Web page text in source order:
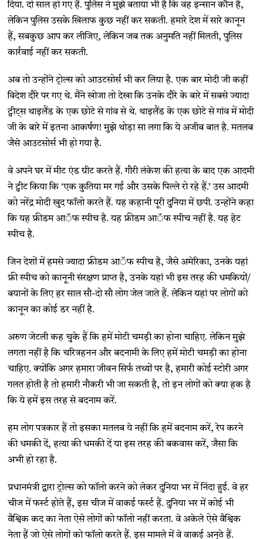
दिया. दो साल हो गए हैं. पुलिस ने मुझे बताया भी है कि वह इन्सान कौन है,
लेकिन पुलिस उसके खिलाफ कुछ नहीं कर सकती. हमारे देश में सारे कानून
हैं, सबकुछ आप कर लीजिए, लेकिन जब तक अनुमति नहीं मिलती, पुलिस
कार्रवाई नहीं कर सकती.
अब तो उन्होंने ट्रोल्स को आउटसोर्स भी कर लिया है. एक बार मोदी जी कहीं
विदेश दौरे पर गए थे. मैंने खोजा तो देखा कि उनके दौरे के बारे में सबसे ज्यादा
ट्वीट्स थाइलैंड के एक छोटे से गांव से थे. थाइलैंड के एक छोटे से गांव में मोदी
जी के बारे में इतना आकर्षण! मुझे थोड़ा सा लगा कि ये अजीब बात है. मतलब
जैसे आउटसोर्स भी हो गया है.
वे अपने घर में मीट एंड ग्रीट करते हैं. गौरी लंकेश की हत्या के बाद एक आदमी
ने ट्वीट किया कि ‘एक कुतिया मर गई और उसके पिल्ले रो रहे हैं.’ उस आदमी
को नरेंद्र मोदी खुद फॉलो करते हैं. यह कहानी पूरी दुनिया में छपी. उन्होंने कहा
कि यह फ्रीडम आॅफ स्पीच है. यह फ्रीडम आॅफ स्पीच नहीं है. यह हेट
स्पीच है.
जिन देशों में हमसे ज्यादा फ्रीडम आॅफ स्पीच है, जैसे अमेरिका, उनके यहां
फ्री स्पीच को कानूनी संरक्षण प्राप्त है, उनके यहां भी इस तरह की धमकियों/
बयानों के लिए हर साल सौ-दो सौ लोग जेल जाते हैं. लेकिन यहां पर लोगों को
कानून का कोई डर नहीं है.
अरुण जेटली कह चुके हैं कि हमें मोटी चमड़ी का होना चाहिए. लेकिन मुझे
लगता नहीं है कि चरित्रहनन और बदनामी के लिए हमें मोटी चमड़ी का होना
चाहिए. क्योंकि अगर हमारा जीवन सिर्फ तथ्यों पर है, हमारी कोई स्टोरी अगर
गलत होती है तो हमारी नौकरी भी जा सकती है, तो इन लोगों को क्या हक है
कि ये हमें इस तरह से बदनाम करें.
हम लोग पत्रकार हैं तो इसका मतलब ये नहीं कि हमें बदनाम करें, रेप करने
की धमकी दें, हत्या की धमकी दें या इस तरह की बकवास करें, जैसा कि
अभी हो रहा है.
प्रधानमंत्री द्वारा ट्रोल्स को फॉलो करने को लेकर दुनिया भर में निंदा हुई. वे हर
चीज में फर्स्ट होते हैं, इस चीज में वाकई फर्स्ट हैं. दुनिया भर में कोई भी
वैश्विक कद का नेता ऐसे लोगों को फॉलो नहीं करता. वे अकेले ऐसे वैश्विक
नेता हैं जो ऐसे लोगों को फॉलो करते हैं. इस मामले में वे वाकई अनूठे हैं.